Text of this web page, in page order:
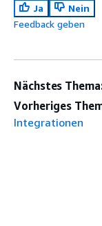
Ja
Nein
Feedback geben
Nächstes
Vorheriges
Integrationen